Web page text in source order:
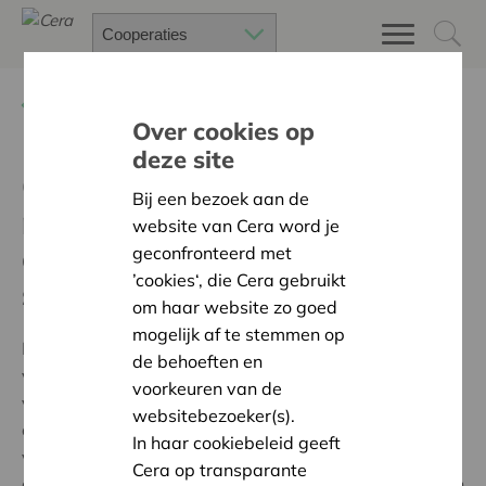
Coöperaties :
missiegedreven
ondernemingen voor alle
sectoren
Met het Wetboek van vennootschappen en
verenigingen (WVV) wordt de coöperatieve
vennootschap (CV) voorbehouden voor ‘echte
coöperaties’ of ‘ondernemingen die worden uitgebaat
volgens het coöperatieve gedachtegoed.’ Over wat
Over cookies op
deze site
Bij een bezoek aan de
website van Cera word je
geconfronteerd met
’cookies‘, die Cera gebruikt
om haar website zo goed
mogelijk af te stemmen op
de behoeften en
voorkeuren van de
websitebezoeker(s).
In haar cookiebeleid geeft
Cera op transparante